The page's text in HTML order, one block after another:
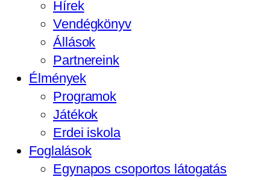
Hírek
Vendégkönyv
Állások
Partnereink
Élmények
Programok
Játékok
Erdei iskola
Foglalások
Egynapos csoportos látogatás